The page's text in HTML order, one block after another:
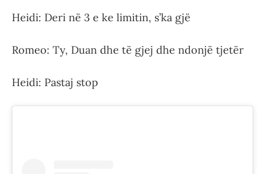
Heidi: Deri në 3 e ke limitin, s’ka gjë
Romeo: Ty, Duan dhe të gjej dhe ndonjë tjetër
Heidi: Pastaj stop